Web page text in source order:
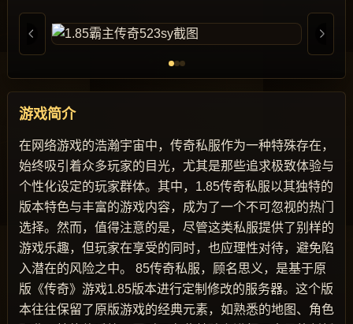
游戏简介
在网络游戏的浩瀚宇宙中，传奇私服作为一种特殊存在，
始终吸引着众多玩家的目光，尤其是那些追求极致体验与
个性化设定的玩家群体。其中，1.85传奇私服以其独特的
版本特色与丰富的游戏内容，成为了一个不可忽视的热门
选择。然而，值得注意的是，尽管这类私服提供了别样的
游戏乐趣，但玩家在享受的同时，也应理性对待，避免陷
入潜在的风险之中。 85传奇私服，顾名思义，是基于原
版《传奇》游戏1.85版本进行定制修改的服务器。这个版
本往往保留了原版游戏的经典元素，如熟悉的地图、角色